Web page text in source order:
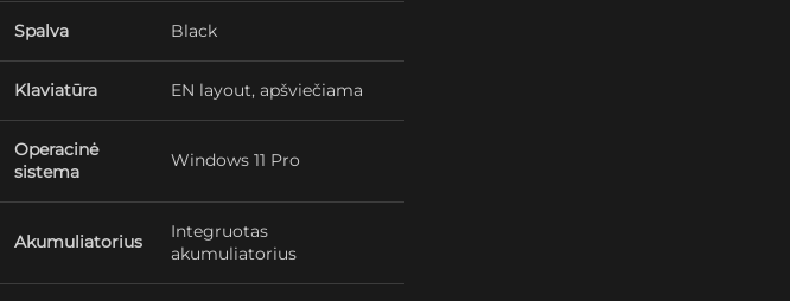
Spalva Black
Klaviatūra EN layout, apšviečiama
Operacinė
sistema
Windows 11 Pro
Akumuliatorius
Integruotas
akumuliatorius